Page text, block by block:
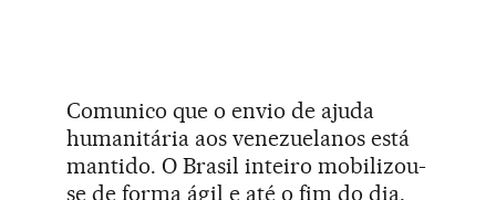
Comunico que o envio de ajuda
humanitária aos venezuelanos está
mantido. O Brasil inteiro mobilizou-
se de forma ágil e até o fim do dia,